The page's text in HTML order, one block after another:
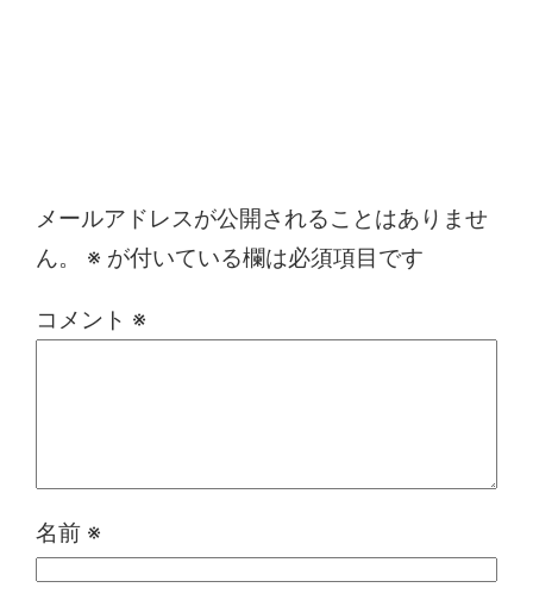
メールアドレスが公開されることはありませ
ん。
※ が付いている欄は必須項目です
コメント ※
名前 ※